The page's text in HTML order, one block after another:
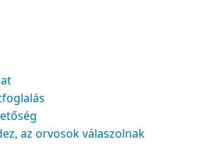
az orvosok válaszolnak